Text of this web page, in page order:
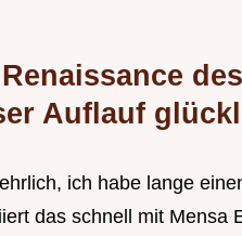
Auflauf
ich habe lange
das schnell mit Mensa